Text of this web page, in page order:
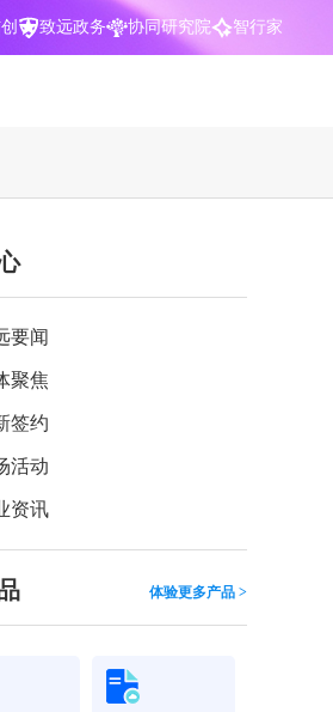
致远政务 协同研究院 智行家
，千人千面，高效办公
产为企业运营管理决策提供
化协同运营管理平台
合规
能合同
透合规管控
要闻
聚焦
签约
活动
资讯
体验更多产品 >